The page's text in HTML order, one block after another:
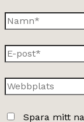
Namn*
E-
post*
Webbplats
Spara mitt